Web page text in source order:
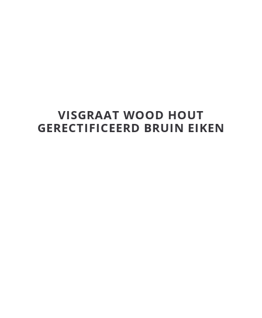
VISGRAAT WOOD HOUT
GERECTIFICEERD BRUIN EIKEN